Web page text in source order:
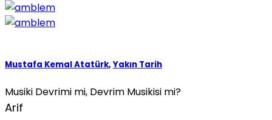
Mustafa Kemal Atatürk,Yakın Tarih
Musiki Devrimi mi, Devrim Musikisi mi?
Arif